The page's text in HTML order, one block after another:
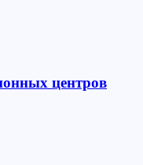
центров